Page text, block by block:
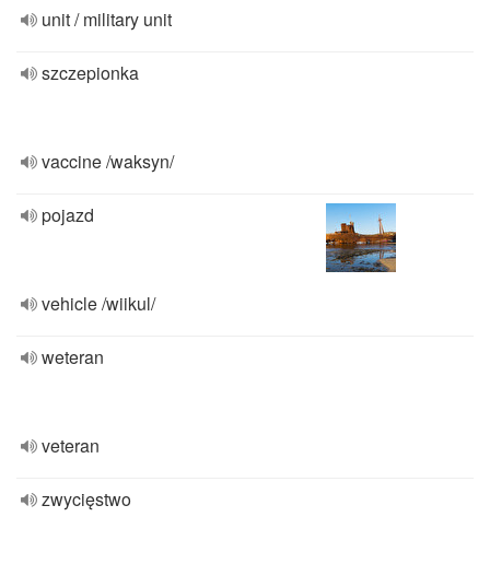
unit / military unit
szczepionka
vaccine /waksyn/
pojazd
vehicle /wiikul/
weteran
veteran
zwycięstwo